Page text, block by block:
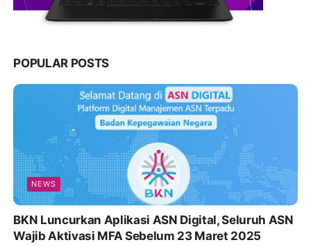
POPULAR POSTS
NEWS
BKN Luncurkan Aplikasi ASN Digital, Seluruh ASN
Wajib Aktivasi MFA Sebelum 23 Maret 2025